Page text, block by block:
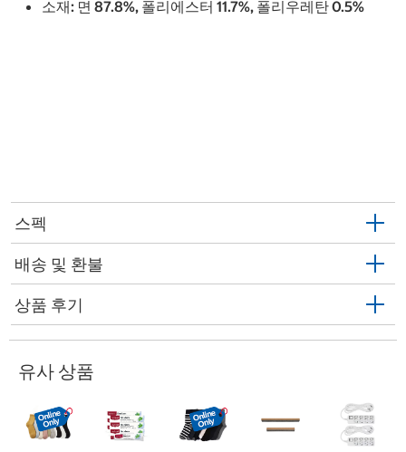
소재: 면 87.8%, 폴리에스터 11.7%, 폴리우레탄 0.5%
스펙
배송 및 환불
상품 후기
유사 상품